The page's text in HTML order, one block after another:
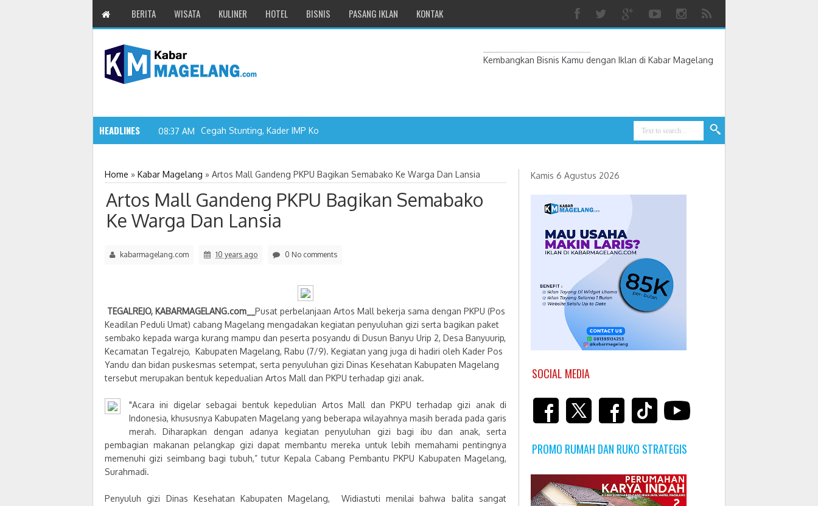
BERITA WISATA KULINER HOTEL BISNIS PASANG IKLAN KONTAK
Kembangkan Bisnis Kamu dengan Iklan di Kabar Magelang
HEADLINES 08:37 AM Cegah Stunting, Kader IMP Kota Magelang Aktif Ed
Home » Kabar Magelang » Artos Mall Gandeng PKPU Bagikan Semabako Ke Warga Dan Lansia
Artos Mall Gandeng PKPU Bagikan Semabako
Ke Warga Dan Lansia
kabarmagelang.com 10 years ago 0 No comments
TEGALREJO, KABARMAGELANG.com__ Pusat perbelanjaan Artos Mall bekerja sama dengan PKPU (Pos
Keadilan Peduli Umat) cabang Magelang mengadakan kegiatan penyuluhan gizi serta bagikan paket
sembako kepada warga kurang mampu dan peserta posyandu di Dusun Banyu Urip 2, Desa Banyuurip,
Kecamatan Tegalrejo, Kabupaten Magelang, Rabu (7/9). Kegiatan yang juga di hadiri oleh Kader Pos
Yandu dan bidan puskesmas setempat, serta penyuluhan gizi Dinas Kesehatan Kabupaten Magelang
tersebut merupakan bentuk kepedualian Artos Mall dan PKPU terhadap gizi anak.
"Acara ini digelar sebagai bentuk kepedulian Artos Mall dan PKPU terhadap gizi anak di
Indonesia, khususnya Kabupaten Magelang yang beberapa wilayahnya masih berada pada garis
merah. Diharapkan dengan adanya kegiatan penyuluhan gizi bagi ibu dan anak, serta
pembagian makanan pelangkap gizi dapat membantu mereka untuk lebih memahami pentingnya
memenuhi gizi seimbang bagi tubuh,” tutur Kepala Cabang Pembantu PKPU Kabupaten Magelang,
Surahmadi.
Penyuluh gizi Dinas Kesehatan Kabupaten Magelang, Widiastuti menilai bahwa balita sangat
Kamis 6 Agustus 2026
SOCIAL MEDIA
PROMO RUMAH DAN RUKO STRATEGIS